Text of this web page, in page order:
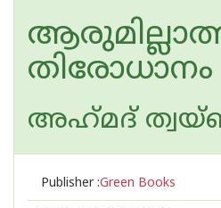
തിരോധാനം
അഹ്‌മദ്
Publisher :Green Books